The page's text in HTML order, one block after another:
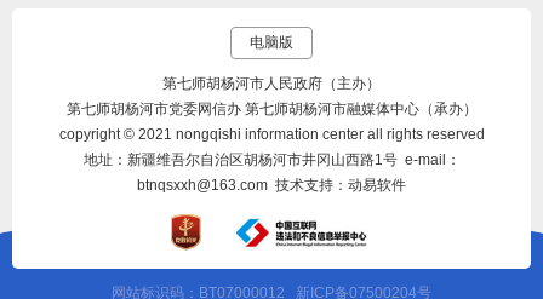
电脑版
第七师胡杨河市人民政府（主办）
第七师胡杨河市党委网信办 第七师胡杨河市融媒体中心（承办）
copyright © 2021 nongqishi information center all rights reserved
地址：新疆维吾尔自治区胡杨河市井冈山西路1号 e-mail：
btnqsxxh@163.com 技术支持：动易软件
网站标识码：BT07000012 新ICP备07500204号